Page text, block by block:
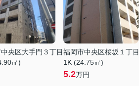
央区大手門３丁目
㎡)
福岡市中央区桜坂１丁目
1K (24.75㎡)
5.2万円